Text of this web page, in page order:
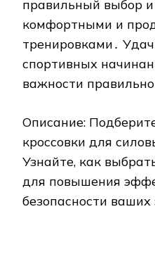
правильный выбор
комфортными и
тренировками․
спортивных
важности
Описание:
кроссовки для
Узнайте, как
для повышения
безопасности ваших